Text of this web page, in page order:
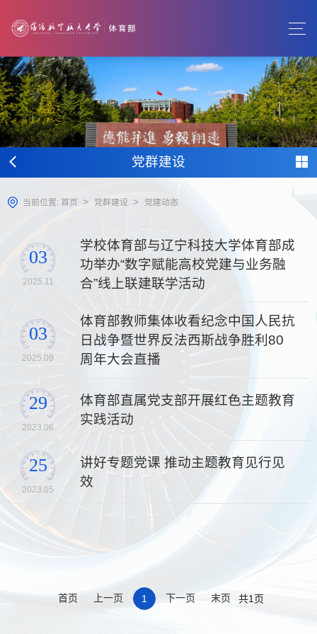
党群建设
当前位置: 首页 > 党群建设 > 党建动态
03
2025.11
学校体育部与辽宁科技大学体育部成
功举办“数字赋能高校党建与业务融
合”线上联建联学活动
03
2025.09
体育部教师集体收看纪念中国人民抗
日战争暨世界反法西斯战争胜利80
周年大会直播
29
2023.06
体育部直属党支部开展红色主题教育
实践活动
25
2023.05
讲好专题党课 推动主题教育见行见
效
首页 上一页 1 下一页 末页 共1页